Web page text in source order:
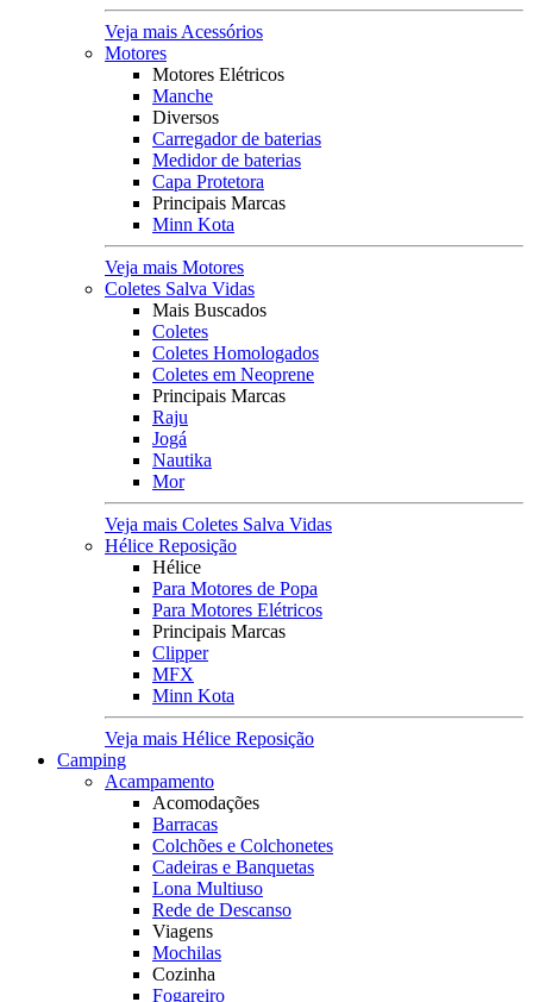
Veja mais Acessórios
Motores
Motores Elétricos
Manche
Diversos
Carregador de baterias
Medidor de baterias
Capa Protetora
Principais Marcas
Minn Kota
Veja mais Motores
Coletes Salva Vidas
Mais Buscados
Coletes
Coletes Homologados
Coletes em Neoprene
Principais Marcas
Raju
Jogá
Nautika
Mor
Veja mais Coletes Salva Vidas
Hélice Reposição
Hélice
Para Motores de Popa
Para Motores Elétricos
Principais Marcas
Clipper
MFX
Minn Kota
Veja mais Hélice Reposição
Camping
Acampamento
Acomodações
Barracas
Colchões e Colchonetes
Cadeiras e Banquetas
Lona Multiuso
Rede de Descanso
Viagens
Mochilas
Cozinha
Fogareiro